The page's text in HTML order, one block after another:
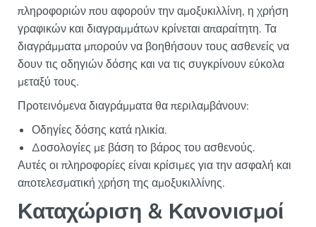
πληροφοριών που αφορούν την αμοξυκιλλίνη, η χρήση
γραφικών και διαγραμμάτων κρίνεται απαραίτητη. Τα
διαγράμματα μπορούν να βοηθήσουν τους ασθενείς να
δουν τις οδηγιών δόσης και να τις συγκρίνουν εύκολα
μεταξύ τους.
Προτεινόμενα διαγράμματα θα περιλαμβάνουν:
Οδηγίες δόσης κατά ηλικία.
Δοσολογίες με βάση το βάρος του ασθενούς.
Αυτές οι πληροφορίες είναι κρίσιμες για την ασφαλή και
αποτελεσματική χρήση της αμοξυκιλλίνης.
Καταχώριση & Κανονισμοί